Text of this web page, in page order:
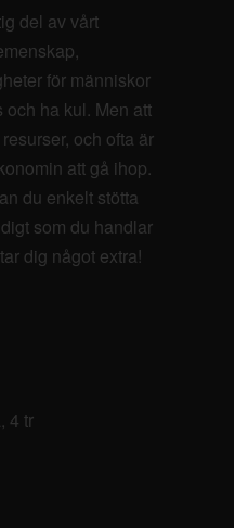
del av vårt
för människor
ha kul. Men att
och ofta är
att gå ihop.
du enkelt stötta
som du handlar
dig något extra!
4 tr